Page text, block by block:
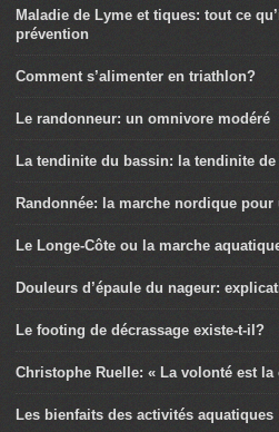
Maladie de Lyme et tiques: tout ce
prévention
Comment s’alimenter en triathlon?
Le randonneur: un omnivore modéré
La tendinite du bassin: la tendinite
Randonnée: la marche nordique
Le Longe-Côte ou la marche
Douleurs d’épaule du nageur:
Le footing de décrassage existe-t-il?
Christophe Ruelle: « La volonté est
Les bienfaits des activités aquatiques